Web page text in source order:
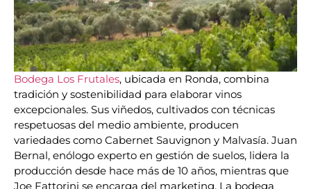
Bodega Los Frutales, ubicada en Ronda, combina
tradición y sostenibilidad para elaborar vinos
excepcionales. Sus viñedos, cultivados con técnicas
respetuosas del medio ambiente, producen
variedades como Cabernet Sauvignon y Malvasía. Juan
Bernal, enólogo experto en gestión de suelos, lidera la
producción desde hace más de 10 años, mientras que
Joe Fattorini se encarga del marketing. La bodega